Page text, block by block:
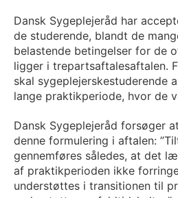
Dansk Sygeplejeråd har
de studerende, blandt de
belastende betingelser for de
ligger i trepartsaftalesaftalen.
skal sygeplejerskestuderende
lange praktikperiode, hvor de
Dansk Sygeplejeråd forsøger
denne formulering i aftalen:
gennemføres således, at det
af praktikperioden ikke
understøttes i transitionen til